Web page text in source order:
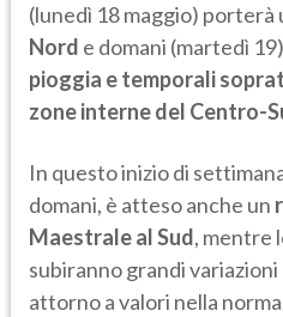
(lunedì 18 maggio) porterà
Nord e domani (martedì 19)
pioggia e temporali
zone interne del Centro-
In questo inizio di
domani, è atteso anche un
Maestrale al Sud, mentre
subiranno grandi
attorno a valori nella